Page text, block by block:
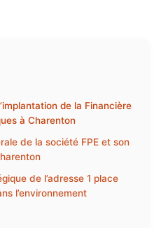
de la Financière
à Charenton
de la société FPE et son
de l’adresse 1 place
l’environnement